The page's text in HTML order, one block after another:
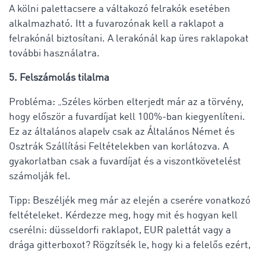
A kölni palettacsere a váltakozó felrakók esetében
alkalmazható. Itt a fuvarozónak kell a raklapot a
felrakónál biztosítani. A lerakónál kap üres raklapokat
további használatra.
5. Felszámolás tilalma
Probléma: „Széles körben elterjedt már az a törvény,
hogy először a fuvardíjat kell 100%-ban kiegyenlíteni.
Ez az általános alapelv csak az Általános Német és
Osztrák Szállítási Feltételekben van korlátozva. A
gyakorlatban csak a fuvardíjat és a viszontkövetelést
számolják fel.
Tipp: Beszéljék meg már az elején a cserére vonatkozó
feltételeket. Kérdezze meg, hogy mit és hogyan kell
cserélni: düsseldorfi raklapot, EUR palettát vagy a
drága gitterboxot? Rögzítsék le, hogy ki a felelős ezért,